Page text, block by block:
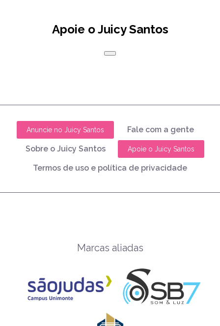
Apoie o Juicy Santos
Anuncie no Juicy Santos Fale com a gente
Sobre o Juicy Santos Apoie o Juicy Santos
Termos de uso e política de privacidade
Marcas aliadas